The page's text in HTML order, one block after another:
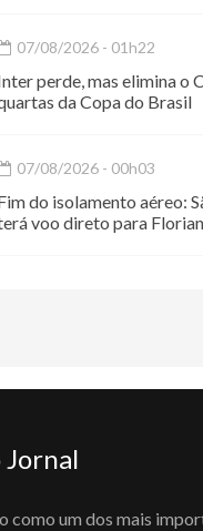
07/08/2026 - 01h22
perde, mas elimina o
da Copa do Brasil
07/08/2026 - 00h03
do isolamento aéreo:
voo direto para
Jornal
como um dos mais